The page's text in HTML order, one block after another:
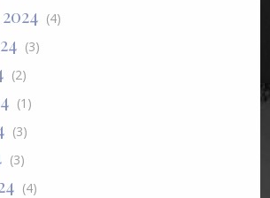
(4)
(3)
(2)
(1)
(3)
(3)
(4)